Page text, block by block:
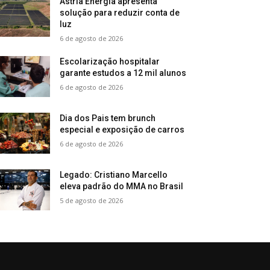
solução para reduzir conta de
luz
6 de agosto de 2026
Escolarização hospitalar
garante estudos a 12 mil alunos
6 de agosto de 2026
Dia dos Pais tem brunch
especial e exposição de carros
6 de agosto de 2026
Legado: Cristiano Marcello
eleva padrão do MMA no Brasil
5 de agosto de 2026